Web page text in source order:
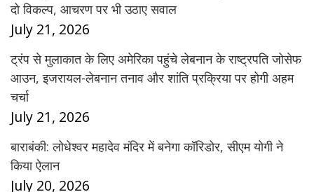
दो विकल्प, आचरण पर भी उठाए सवाल
July 21, 2026
ट्रंप से मुलाकात के लिए अमेरिका पहुंचे लेबनान के राष्ट्रपति जोसेफ
आउन, इजरायल-लेबनान तनाव और शांति प्रक्रिया पर होगी अहम
चर्चा
July 21, 2026
बाराबंकी: लोधेश्वर महादेव मंदिर में बनेगा कॉरिडोर, सीएम योगी ने
किया ऐलान
July 20, 2026